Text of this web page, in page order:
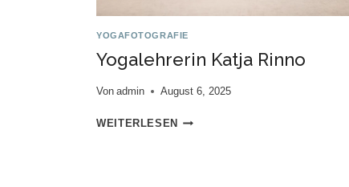
YOGAFOTOGRAFIE
Yogalehrerin Katja Rinno
Von admin August 6, 2025
WEITERLESEN YOGALEHRERIN